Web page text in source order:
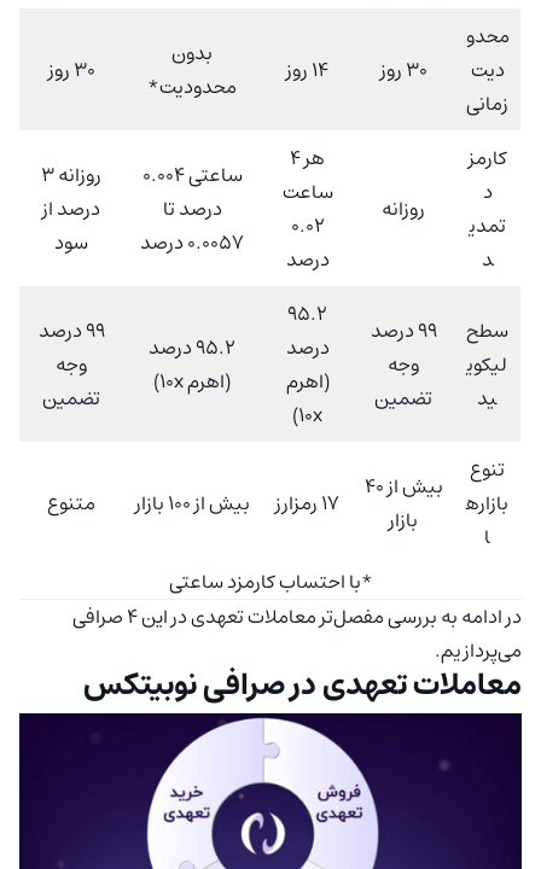
محدو
دیت
زمانی
30 روز 14 روز
بدون
محدودیت*
30 روز
کارمز
د
تمدی
د
روزانه
هر 4
ساعت
0.02
درصد
ساعتی 0.004
درصد تا
0.0057 درصد
روزانه 3
درصد از
سود
سطح
لیکوی
ید
99 درصد
وجه
تضمین
95.2
درصد
(اهرم
10x)
95.2 درصد
(اهرم 10x)
99 درصد
وجه
تضمین
تنوع
بازاره
ا
بیش از 40
بازار
17 رمزارز بیش از 100 بازار متنوع
*با احتساب کارمزد ساعتی
در ادامه به بررسی مفصل‌تر معاملات تعهدی در این 4 صرافی
می‌پردازیم.
معاملات تعهدی در صرافی نوبیتکس